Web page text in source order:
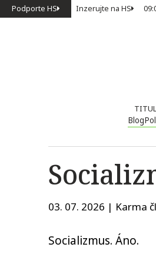
Podporte HS Inzerujte na HS
Blog
03. 07. 2026 | Karma
Socializmus. Áno.